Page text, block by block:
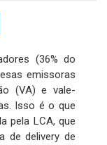
(36% do
emissoras
(VA) e vale-
Isso é o que
pela LCA, que
de delivery de